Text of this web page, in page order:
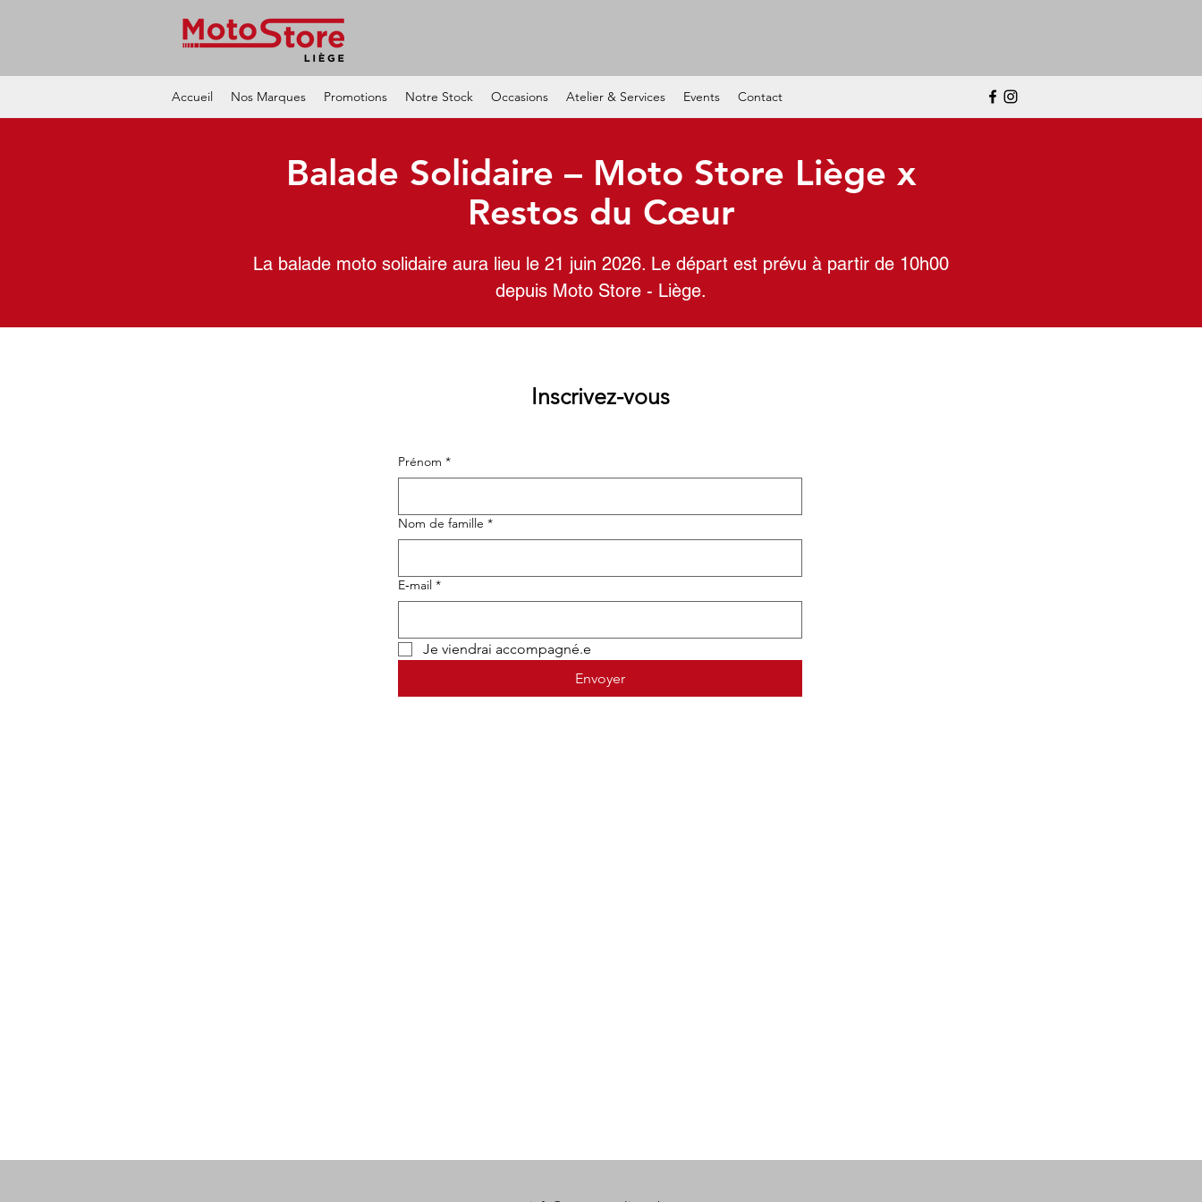
Accueil Nos Marques Promotions Notre Stock Occasions Atelier & Services Events Contact
Balade Solidaire – Moto Store Liège x
Restos du Cœur
La balade moto solidaire aura lieu le 21 juin 2026. Le départ est prévu à partir de 10h00
depuis Moto Store - Liège.
Inscrivez-vous
Prénom *
Nom de famille *
E‑mail *
Je viendrai accompagné.e
Envoyer